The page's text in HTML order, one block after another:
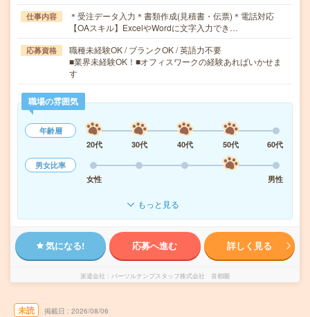
仕事内容
＊受注データ入力＊書類作成(見積書・伝票)＊電話対応
【OAスキル】ExcelやWordに文字入力でき…
応募資格
職種未経験OK / ブランクOK / 英語力不要
■業界未経験OK！■オフィスワークの経験あればいかせま
す
職場の雰囲気
年齢層
20代
30代 40代 50代
60代
男女比率
女性
男性
もっと見る
気になる! 応募へ進む 詳しく見る
派遣会社 パーソルテンプスタッフ株式会社 首都圏
未読 掲載日 2026/08/06